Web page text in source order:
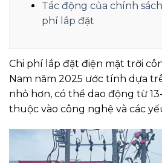
Tác động của chính
phí lắp đặt
Chi phí lắp đặt điện mặt trời
Nam năm 2025 ước tính dựa
nhỏ hơn, có thể dao động từ
thuộc vào công nghệ và các